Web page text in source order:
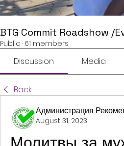
BTG Commit Roadshow /
Public · 61 members
Discussion Media
Back
Администрация
August 31, 2023